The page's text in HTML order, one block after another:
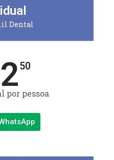
Dental
50
por pessoa